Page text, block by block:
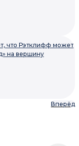
что Рэтклифф может
на вершину
Вперёд